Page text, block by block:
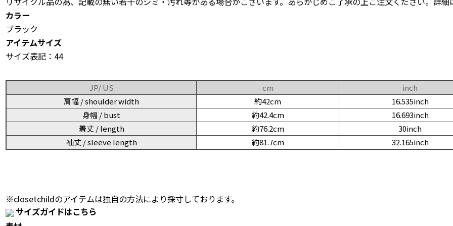
カラー
ブラック
アイテムサイズ
サイズ表記：44
JP/ US cm
inch
肩幅 / shoulder width
約42cm
16.535inch
身幅 / bust
約42.4cm
16.693inch
着丈 / length
約76.2cm
30inch
袖丈 / sleeve length
約81.7cm 32.165inch
※closetchildのアイテムは独自の方法により採寸しております。
サイズガイドはこちら